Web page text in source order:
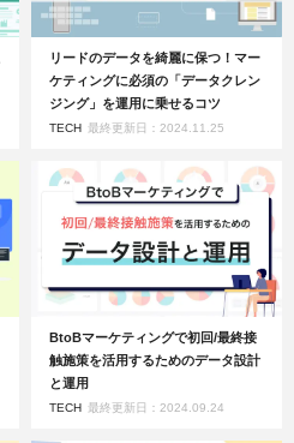
リードのデータを綺麗に保つ！マー
ケティングに必須の「データクレン
ジング」を運用に乗せるコツ
TECH 最終更新日：2024.11.25
BtoBマーケティングで初回/最終接
触施策を活用するためのデータ設計
と運用
TECH 最終更新日：2024.09.24